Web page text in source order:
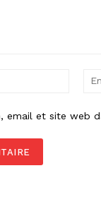
email et site web